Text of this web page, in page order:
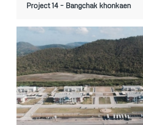
Project 14 – Bangchak khonkaen